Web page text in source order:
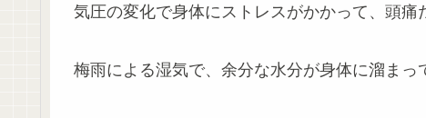
気圧の変化で身体にストレスがかかって、頭痛
梅雨による湿気で、余分な水分が身体に溜まっ